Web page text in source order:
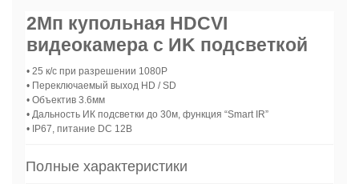
2Мп купольная HDCVI
видеокамера с ИK подсветкой
• 25 к/с при разрешении 1080P
• Переключаемый выход HD / SD
• Объектив 3.6мм
• Дальность ИК подсветки до 30м, функция “Smart IR”
• IP67, питание DC 12В
Полные характеристики